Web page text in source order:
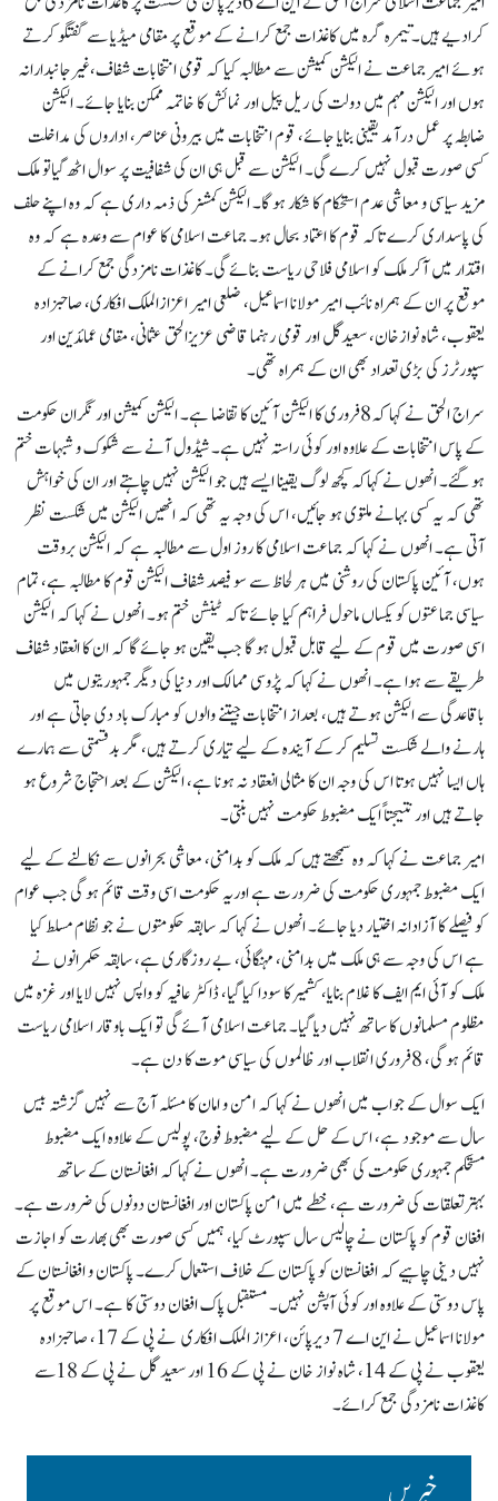
کرادیے ہیں۔تیمرہ گرہ میں کاغذات جمع کرانے کے موقع پر مقامی میڈیا سے گفتگو کرتے
ہوئے امیر جماعت نے الیکشن کمیشن سے مطالبہ کیا کہ قومی انتخابات شفاف،غیرجانبدارانہ
ہوں اور الیکشن مہم میں دولت کی ریل پیل اور نمائش کا خاتمہ ممکن بنایا جائے۔ الیکشن
ضابطہ پر عمل درآمد یقینی بنایا جائے، قوم انتخابات میں بیرونی عناصر، اداروں کی مداخلت
کسی صورت قبول نہیں کرے گی۔ الیکشن سے قبل ہی ان کی شفافیت پر سوال اٹھ گیاتو ملک
مزید سیاسی و معاشی عدم استحکام کا شکار ہو گا۔ الیکشن کمشنر کی ذمہ داری ہے کہ وہ اپنے حلف
کی پاسداری کرے تاکہ قوم کا اعتماد بحال ہو۔ جماعت اسلامی کا عوام سے وعدہ ہے کہ وہ
اقتدار میں آکر ملک کو اسلامی فلاحی ریاست بنائے گی۔ کاغذات نامزدگی جمع کرانے کے
موقع پر ان کے ہمراہ نائب امیر مولانا اسماعیل، ضلعی امیر اعزازالملک افکاری، صاحبزادہ
یعقوب، شاہ نوازخان، سعیدگل اور قومی رہنما قاضی عزیزالحق عثمانی، مقامی عمائدین اور
سپورٹرز کی بڑی تعداد بھی ان کے ہمراہ تھی۔
سراج الحق نے کہا کہ8فروری کا الیکشن آئین کا تقاضا ہے۔ الیکشن کمیشن اور نگران حکومت
کے پاس انتخابات کے علاوہ اور کوئی راستہ نہیں ہے۔ شیڈول آنے سے شکوک و شبہات ختم
ہو گئے۔ انھوں نے کہاکہ کچھ لوگ یقینا ایسے ہیں جو الیکشن نہیں چاہتے اور ان کی خواہش
تھی کہ یہ کسی بہانے ملتوی ہو جائیں، اس کی وجہ یہ تھی کہ انھیں الیکشن میں شکست نظر
آتی ہے۔ انھوں نے کہا کہ جماعت اسلامی کا روز اول سے مطالبہ ہے کہ الیکشن بروقت
ہوں، آئین پاکستان کی روشنی میں ہر لحاظ سے سو فیصد شفاف الیکشن قوم کا مطالبہ ہے، تمام
سیاسی جماعتوں کو یکساں ماحول فراہم کیا جائے تاکہ ٹینشن ختم ہو۔ انھوں نے کہا کہ الیکشن
اسی صورت میں قوم کے لیے قابل قبول ہو گا جب یقین ہو جائے گا کہ ان کا انعقاد شفاف
طریقے سے ہوا ہے۔ انھوں نے کہا کہ پڑوسی ممالک اور دنیا کی دیگر جمہوریتوں میں
باقاعدگی سے الیکشن ہوتے ہیں، بعداز انتخابات جیتنے والوں کو مبارک باد دی جاتی ہے اور
ہارنے والے شکست تسلیم کر کے آیندہ کے لیے تیاری کرتے ہیں، مگر بدقسمتی سے ہمارے
ہاں ایسا نہیں ہوتا اس کی وجہ ان کا مثالی انعقاد نہ ہونا ہے، الیکشن کے بعد احتجاج شروع ہو
جاتے ہیں اور نتیجتاً ایک مضبوط حکومت نہیں بنتی۔
امیر جماعت نے کہا کہ وہ سمجھتے ہیں کہ ملک کو بدامنی، معاشی بحرانوں سے نکالنے کے لیے
ایک مضبوط جمہوری حکومت کی ضرورت ہے اوریہ حکومت اسی وقت قائم ہو گی جب عوام
کو فیصلے کا آزادانہ اختیار دیا جائے۔ انھوں نے کہا کہ سابقہ حکومتوں نے جو نظام مسلط کیا
ہے اس کی وجہ سے ہی ملک میں بدامنی، مہنگائی، بے روزگاری ہے، سابقہ حکمرانوں نے
ملک کو آئی ایم ایف کا غلام بنایا، کشمیر کا سودا کیا گیا، ڈاکٹر عافیہ کو واپس نہیں لایا اور غزہ میں
مظلوم مسلمانوں کا ساتھ نہیں دیا گیا۔ جماعت اسلامی آئے گی تو ایک باوقار اسلامی ریاست
قائم ہو گی، 8فروری انقلاب اور ظالموں کی سیاسی موت کا دن ہے۔
ایک سوال کے جواب میں انھوں نے کہا کہ امن و امان کا مسئلہ آج سے نہیں گزشتہ بیس
سال سے موجود ہے، اس کے حل کے لیے مضبوط فوج، پولیس کے علاوہ ایک مضبوط
مستحکم جمہوری حکومت کی بھی ضرورت ہے۔ انھوں نے کہا کہ افغانستان کے ساتھ
بہترتعلقات کی ضرورت ہے، خطے میں امن پاکستان اور افغانستان دونوں کی ضرورت ہے۔
افغان قوم کو پاکستان نے چالیس سال سپورٹ کیا، ہمیں کسی صورت بھی بھارت کو اجازت
نہیں دینی چاہیے کہ افغانستان کو پاکستان کے خلاف استعمال کرے۔ پاکستان و افغانستان کے
پاس دوستی کے علاوہ اور کوئی آپشن نہیں۔ مستقبل پاک افغان دوستی کا ہے۔ اس موقع پر
مولانا اسماعیل نے این اے 7 دیرپائن، اعزاز الملک افکاری نے پی کے 17، صاحبزادہ
یعقوب نے پی کے 14، شاہ نواز خان نے پی کے 16 اور سعید گل نے پی کے 18سے
کاغذات نامزدگی جمع کرائے۔